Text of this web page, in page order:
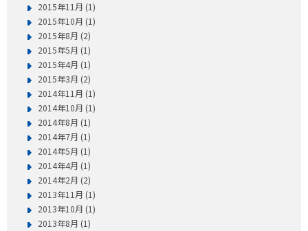
2015年11月 (1)
2015年10月 (1)
2015年8月 (2)
2015年5月 (1)
2015年4月 (1)
2015年3月 (2)
2014年11月 (1)
2014年10月 (1)
2014年8月 (1)
2014年7月 (1)
2014年5月 (1)
2014年4月 (1)
2014年2月 (2)
2013年11月 (1)
2013年10月 (1)
2013年8月 (1)